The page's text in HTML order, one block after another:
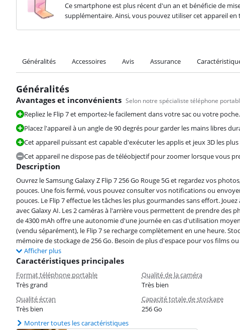
Ce smartphone est plus récent d'un an et bénéficie de
supplémentaire. Ainsi, vous pouvez utiliser cet appareil
Généralités Accessoires Avis Assurance
Généralités
Avantages et inconvénients Selon notre spécialiste téléphone
Repliez le Flip 7 et emportez-le facilement dans votre sac ou votre poche.
Placez l'appareil à un angle de 90 degrés pour garder les mains libres
Cet appareil puissant est capable d'exécuter les applis et jeux 3D les
Cet appareil ne dispose pas de téléobjectif pour zoomer lorsque vous
Description
Ouvrez le Samsung Galaxy Z Flip 7 256 Go Rouge 5G et regardez vos
pouces. Une fois fermé, vous pouvez consulter vos notifications ou
pouces. Le Flip 7 effectue les tâches les plus gourmandes sans effort.
avec Galaxy AI. Les 2 caméras à l'arrière vous permettent de prendre des
de 4300 mAh offre une autonomie d'une journée en cas d'utilisation
(vendu séparément), le Flip 7 se recharge complètement en une heure.
mémoire de stockage de 256 Go. Besoin de plus d'espace pour vos films
Afficher plus
Caractéristiques principales
Format téléphone portable
Très grand
Qualité de la caméra
Très bien
Qualité écran
Très bien
Capacité totale de stockage
256 Go
Montrer toutes les caractéristiques